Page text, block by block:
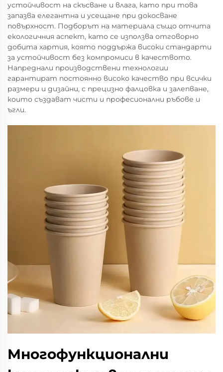
устойчивост на скъсване и влага, като при това
запазва елегантна и усещане при докосване
повърхност. Подборът на материала също отчита
екологичния аспект, като се използва отговорно
добита хартия, която поддържа високи стандарти
за устойчивост без компромиси в качеството.
Напреднали производствени технологии
гарантират постоянно високо качество при всички
размери и дизайни, с прецизно фалцовка и залепване,
които създават чисти и професионални ръбове и
ъгли.
Многофункционални